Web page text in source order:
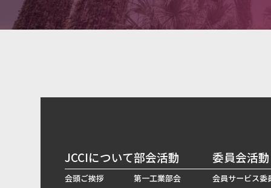
JCCIについて
会頭ご挨拶
部会活動
第一工業部会
委員会活動
会員サービス委